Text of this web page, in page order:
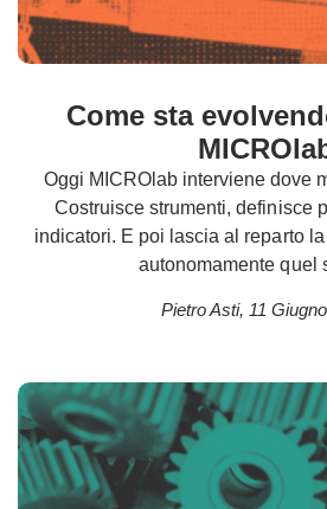
Come sta
Oggi MICROlab interviene dove
Costruisce strumenti, definisce
indicatori. E poi lascia al reparto
autonomamente quel
Pietro Asti, 11